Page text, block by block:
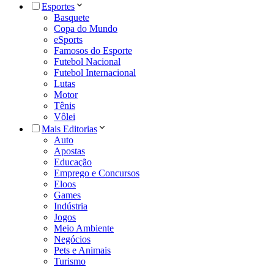
Esportes
Basquete
Copa do Mundo
eSports
Famosos do Esporte
Futebol Nacional
Futebol Internacional
Lutas
Motor
Tênis
Vôlei
Mais Editorias
Auto
Apostas
Educação
Emprego e Concursos
Eloos
Games
Indústria
Jogos
Meio Ambiente
Negócios
Pets e Animais
Turismo